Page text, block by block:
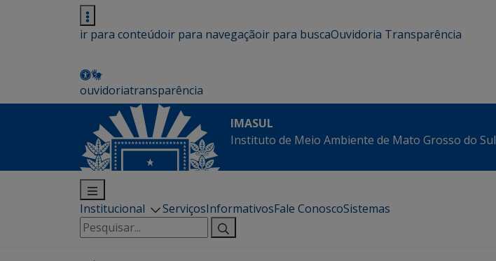
ir para conteúdoir para navegaçãoir para buscaOuvidoria Transparência
ouvidoriatransparência
IMASUL
Instituto de Meio Ambiente de Mato Grosso do Sul
Institucional ServiçosInformativosFale ConoscoSistemas
Pesquisar
por: